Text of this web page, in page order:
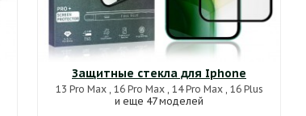
Защитные стекла для Iphone
13 Pro Max, 16 Pro Max, 14 Pro Max, 16 Plus
и еще 47 моделей